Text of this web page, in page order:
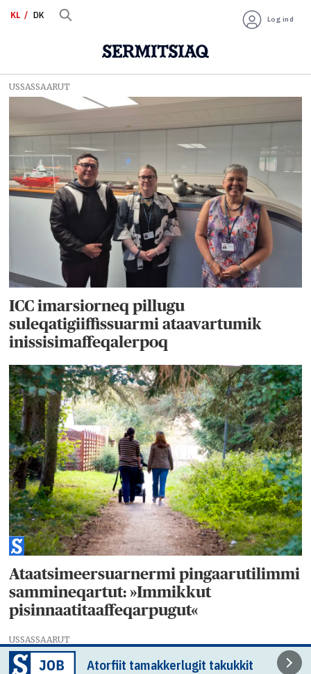
KL DK Log ind
Tag:
oprindelige
folk
USSASSAARUT
ICC imarsiorneq pillugu
suleqatigiiffissuarmi ataavartumik
inissisimaffeqalerpoq
Ataatsimeersuarnermi pingaarutilimmi
sammineqartut: »Immikkut
pisinnaatitaaffeqarpugut«
USSASSAARUT
Atorfiit tamakkerlugit takukkit